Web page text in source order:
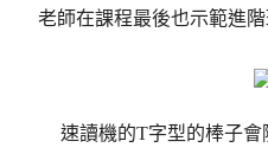
老師在課程最後也示範進
速讀機的T字型的棒子會